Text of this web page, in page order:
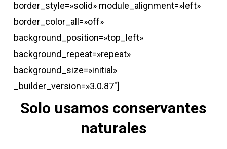
border_style=»solid» module_alignment=»left»
border_color_all=»off»
background_position=»top_left»
background_repeat=»repeat»
background_size=»initial»
_builder_version=»3.0.87″]
Solo usamos conservantes
naturales